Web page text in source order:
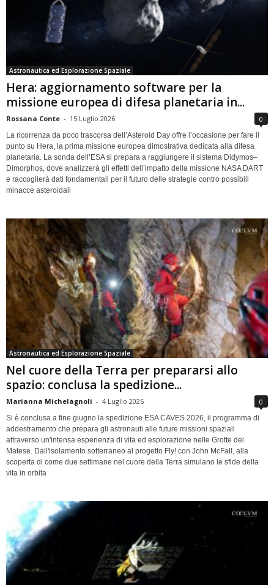
Astronautica ed Esplorazione Spaziale
Hera: aggiornamento software per la
missione europea di difesa planetaria in...
Rossana Conte - 15 Luglio 2026 0
La ricorrenza da poco trascorsa dell’Asteroid Day offre l’occasione per fare il
punto su Hera, la prima missione europea dimostrativa dedicata alla difesa
planetaria. La sonda dell’ESA si prepara a raggiungere il sistema Didymos–
Dimorphos, dove analizzerà gli effetti dell’impatto della missione NASA DART
e raccoglierà dati fondamentali per il futuro delle strategie contro possibili
minacce asteroidali
Astronautica ed Esplorazione Spaziale
Nel cuore della Terra per prepararsi allo
spazio: conclusa la spedizione...
Marianna Michelagnoli - 4 Luglio 2026 0
Si è conclusa a fine giugno la spedizione ESA CAVES 2026, il programma di
addestramento che prepara gli astronauti alle future missioni spaziali
attraverso un'intensa esperienza di vita ed esplorazione nelle Grotte del
Matese. Dall'isolamento sotterraneo al progetto Fly! con John McFall, alla
scoperta di come due settimane nel cuore della Terra simulano le sfide della
vita in orbita